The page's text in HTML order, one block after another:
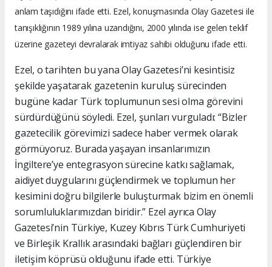
anlam taşıdığını ifade etti. Ezel, konuşmasında Olay Gazetesi ile
tanışıklığının 1989 yılına uzandığını, 2000 yılında ise gelen teklif
üzerine gazeteyi devralarak imtiyaz sahibi olduğunu ifade etti.
Ezel, o tarihten bu yana Olay Gazetesi’ni kesintisiz
şekilde yaşatarak gazetenin kuruluş sürecinden
bugüne kadar Türk toplumunun sesi olma görevini
sürdürdüğünü söyledi. Ezel, şunları vurguladı: “Bizler
gazetecilik görevimizi sadece haber vermek olarak
görmüyoruz. Burada yaşayan insanlarımızın
İngiltere’ye entegrasyon sürecine katkı sağlamak,
aidiyet duygularını güçlendirmek ve toplumun her
kesimini doğru bilgilerle buluşturmak bizim en önemli
sorumluluklarımızdan biridir.” Ezel ayrıca Olay
Gazetesi’nin Türkiye, Kuzey Kıbrıs Türk Cumhuriyeti
ve Birleşik Krallık arasındaki bağları güçlendiren bir
iletişim köprüsü olduğunu ifade etti. Türkiye